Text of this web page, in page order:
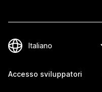
Accesso sviluppatori